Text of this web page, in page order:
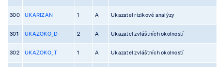
300 UKARIZAN 1 A Ukazatel rizikové analýzy
301 UKAZOKO_D 2 A Ukazatel zvláštních okolností
302 UKAZOKO_T 1 A Ukazatel zvláštních okolností